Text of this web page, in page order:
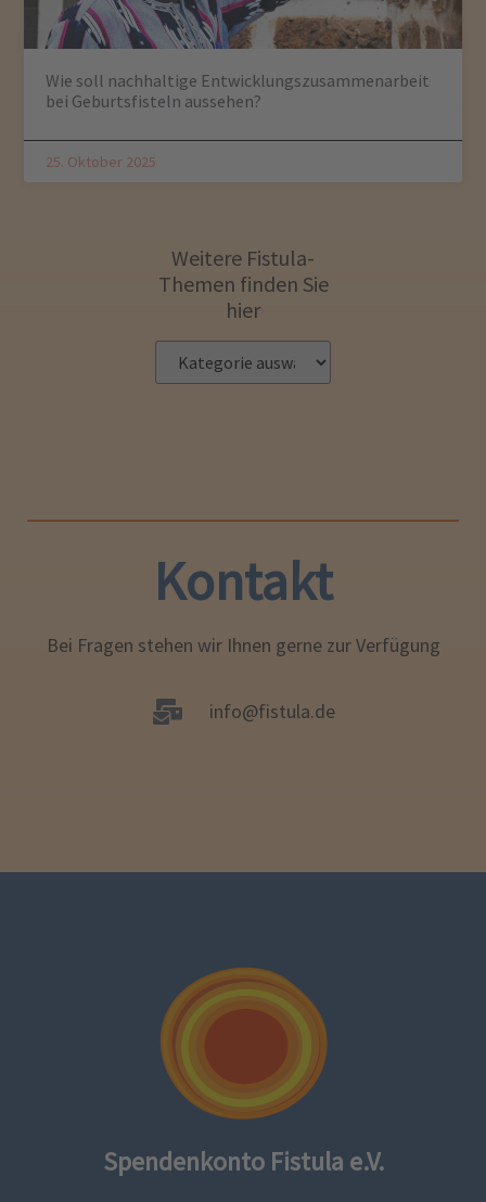
Wie soll nachhaltige Entwicklungszusammenarbeit
bei Geburtsfisteln aussehen?
25. Oktober 2025
Weitere Fistula-
Themen finden Sie
hier
Kontakt
Bei Fragen stehen wir Ihnen gerne zur Verfügung
info@fistula.de
Spendenkonto Fistula e.V.